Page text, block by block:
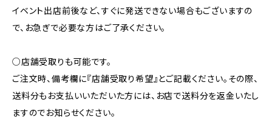
イベント出店前後など、すぐに発送できない場合もございますの
で、お急ぎで必要な方はご了承ください。
○店舗受取りも可能です。
ご注文時、備考欄に『店舗受取り希望』とご記載ください。その際、
送料分もお支払いいただいた方には、お店で送料分を返金いたし
ますのでお知らせください。